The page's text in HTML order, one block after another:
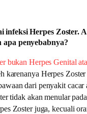
infeksi Herpes Zoster.
apa penyebabnya?
bukan Herpes Genital
karenanya Herpes
dari penyakit cacar
tidak akan menular
Zoster juga, kecuali